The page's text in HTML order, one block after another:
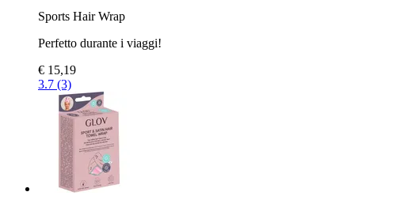
Sports Hair Wrap
Perfetto durante i viaggi!
€ 15,19
3.7 (3)